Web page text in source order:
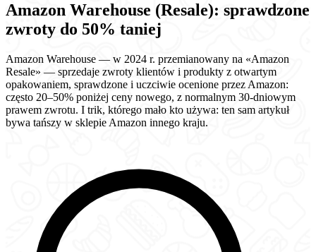
Amazon Warehouse (Resale): sprawdzone
zwroty do 50% taniej
Amazon Warehouse — w 2024 r. przemianowany na «Amazon
Resale» — sprzedaje zwroty klientów i produkty z otwartym
opakowaniem, sprawdzone i uczciwie ocenione przez Amazon:
często 20–50% poniżej ceny nowego, z normalnym 30-dniowym
prawem zwrotu. I trik, którego mało kto używa: ten sam artykuł
bywa tańszy w sklepie Amazon innego kraju.